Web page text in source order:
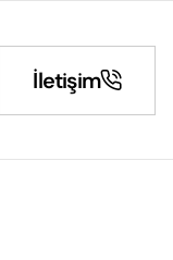
İletişim